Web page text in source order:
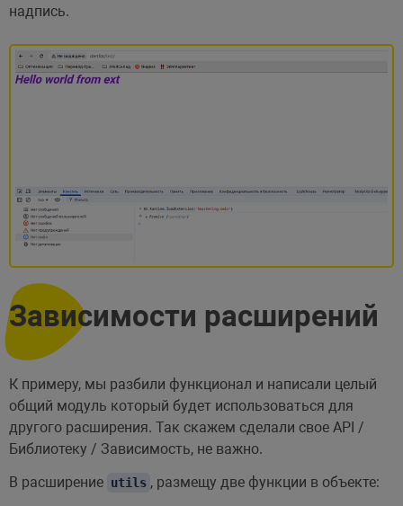
надпись.
Зависимости расширений
К примеру, мы разбили функционал и написали целый
общий модуль который будет использоваться для
другого расширения. Так скажем сделали свое API /
Библиотеку / Зависимость, не важно.
В расширение utils , размещу две функции в объекте: